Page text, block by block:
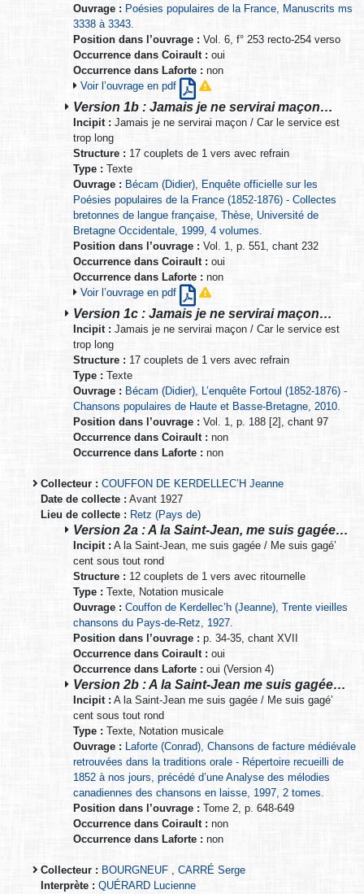
Ouvrage : Poésies populaires de la France, Manuscrits ms
3338 à 3343.
Position dans l’ouvrage : Vol. 6, f° 253 recto-254 verso
Occurrence dans Coirault : oui
Occurrence dans Laforte : non
Voir l’ouvrage en pdf
Version 1b : Jamais je ne servirai maçon…
Incipit : Jamais je ne servirai maçon / Car le service est
trop long
Structure : 17 couplets de 1 vers avec refrain
Type : Texte
Ouvrage : Bécam (Didier), Enquête officielle sur les
Poésies populaires de la France (1852-1876) - Collectes
bretonnes de langue française, Thèse, Université de
Bretagne Occidentale, 1999, 4 volumes.
Position dans l’ouvrage : Vol. 1, p. 551, chant 232
Occurrence dans Coirault : oui
Occurrence dans Laforte : non
Voir l’ouvrage en pdf
Version 1c : Jamais je ne servirai maçon…
Incipit : Jamais je ne servirai maçon / Car le service est
trop long
Structure : 17 couplets de 1 vers avec refrain
Type : Texte
Ouvrage : Bécam (Didier), L’enquête Fortoul (1852-1876) -
Chansons populaires de Haute et Basse-Bretagne, 2010.
Position dans l’ouvrage : Vol. 1, p. 188 [2], chant 97
Occurrence dans Coirault : non
Occurrence dans Laforte : non
Collecteur : COUFFON DE KERDELLEC’H Jeanne
Date de collecte : Avant 1927
Lieu de collecte : Retz (Pays de)
Version 2a : A la Saint-Jean, me suis gagée…
Incipit : A la Saint-Jean, me suis gagée / Me suis gagé’
cent sous tout rond
Structure : 12 couplets de 1 vers avec ritournelle
Type : Texte, Notation musicale
Ouvrage : Couffon de Kerdellec’h (Jeanne), Trente vieilles
chansons du Pays-de-Retz, 1927.
Position dans l’ouvrage : p. 34-35, chant XVII
Occurrence dans Coirault : oui
Occurrence dans Laforte : oui (Version 4)
Version 2b : A la Saint-Jean me suis gagée…
Incipit : A la Saint-Jean me suis gagée / Me suis gagé’
cent sous tout rond
Type : Texte, Notation musicale
Ouvrage : Laforte (Conrad), Chansons de facture médiévale
retrouvées dans la traditions orale - Répertoire recueilli de
1852 à nos jours, précédé d’une Analyse des mélodies
canadiennes des chansons en laisse, 1997, 2 tomes.
Position dans l’ouvrage : Tome 2, p. 648-649
Occurrence dans Coirault : non
Occurrence dans Laforte : non
Collecteur : BOURGNEUF , CARRÉ Serge
Interprète : QUÉRARD Lucienne